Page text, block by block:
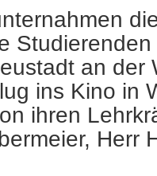
an der
ins Kino in
ihren
Herr